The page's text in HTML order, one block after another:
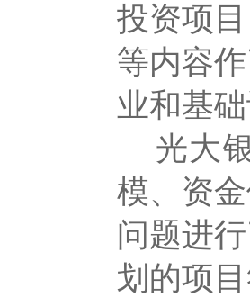
投资项
等内容
业和基
光大
模、资
问题进
划的项